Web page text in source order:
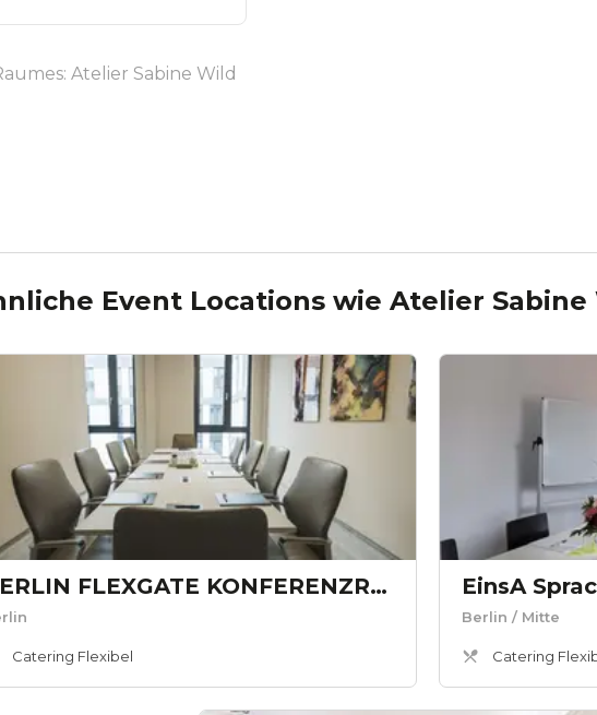
Atelier Sabine Wild
Event Locations wie Atelier
BERLIN FLEXGATE KONFERENZRAUM gr.
Catering Flexibel
Berlin / Mitte
Catering